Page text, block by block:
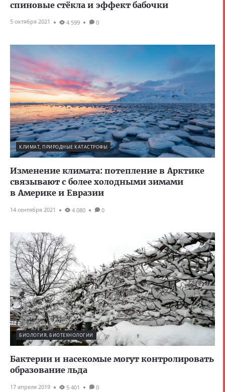
спиновые стёкла и эффект бабочки
5 октября 2021 4 599 0
КЛИМАТ, ПРИРОДНЫЕ КАТАСТРОФЫ
Изменение климата: потепление в Арктике
связывают с более холодными зимами
в Америке и Евразии
14 сентября 2021 4 080 0
БИОЛОГИЯ, БИОТЕХНОЛОГИИ
Бактерии и насекомые могут контролировать
образование льда
17 апреля 2019 5 401 0